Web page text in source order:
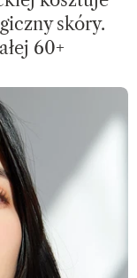
skóry.
60+